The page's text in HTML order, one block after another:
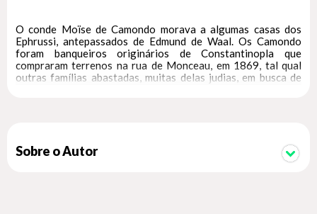
O conde Moïse de Camondo morava a algumas casas dos
Ephrussi, antepassados de Edmund de Waal. Os Camondo
foram banqueiros originários de Constantinopla que
compraram terrenos na rua de Monceau, em 1869, tal qual
outras famílias abastadas, muitas delas judias, em busca de
a residência, as coleções, o mundo em que o conde vivia e o
trágico fim da família dele. Camondo construiu uma casa
Sobre o Autor